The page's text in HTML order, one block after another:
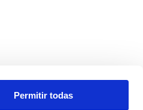
Permitir todas